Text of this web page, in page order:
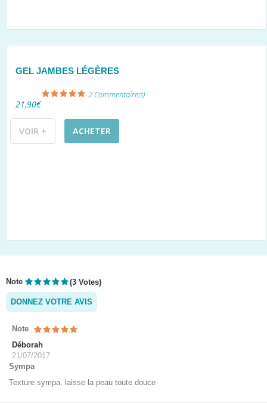
GEL JAMBES LÉGÈRES
2 Commentaire(s)
21,90€
VOIR + ACHETER
Note (3 Votes)
DONNEZ VOTRE AVIS
Note
Déborah
21/07/2017
Sympa
Texture sympa, laisse la peau toute douce